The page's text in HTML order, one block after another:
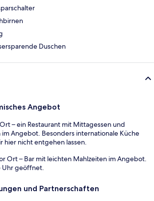
Duschen
Angebot
– ein Restaurant mit Mittagessen und
Angebot. Besonders internationale Küche
hier nicht entgehen lassen.
Ort – Bar mit leichten Mahlzeiten im Angebot.
Uhr geöffnet.
und Partnerschaften